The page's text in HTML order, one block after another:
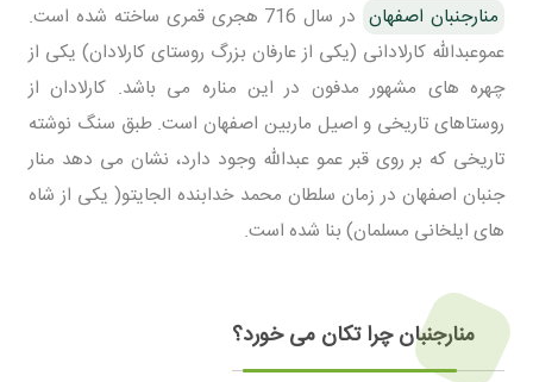
منارجنبان اصفهان
در سال 716 هجری قمری ساخته شده است.
عموعبدالله کارلادانی (یکی از عارفان بزرگ روستای کارلادان) یکی از
چهره های مشهور مدفون در این مناره می باشد. کارلادان از
روستاهای تاریخی و اصیل ماربین اصفهان است. طبق سنگ نوشته
تاریخی که بر روی قبر عمو عبدالله وجود دارد، نشان می دهد منار
جنبان اصفهان در زمان سلطان محمد خدابنده الجایتو( یکی از شاه
های ایلخانی مسلمان) بنا شده است.
منارجنبان چرا تکان می خورد؟